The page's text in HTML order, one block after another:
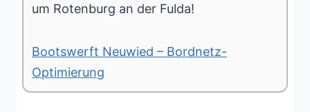
um Rotenburg an der Fulda!
Bootswerft Neuwied – Bordnetz-
Optimierung